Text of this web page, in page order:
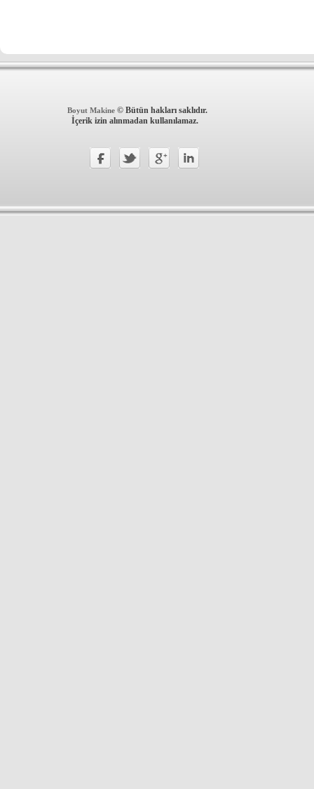
Boyut Makine © Bütün hakları saklıdır.
İçerik izin alınmadan kullanılamaz.